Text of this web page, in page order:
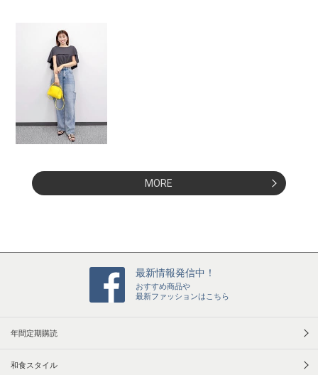
MORE
最新情報発信中！
おすすめ商品や
最新ファッションはこちら
年間定期購読
和食スタイル